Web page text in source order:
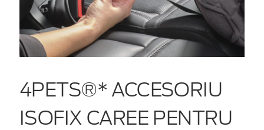
4PETS®* ACCESORIU
ISOFIX CAREE PENTRU